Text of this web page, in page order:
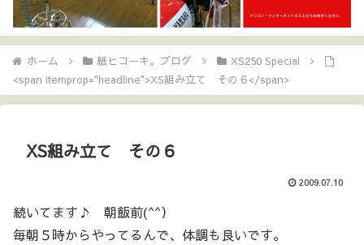
ホーム 紙ヒコーキ。ブログ
XS250 Special
<span itemprop="headline">XS組み立て その６</span>
XS組み立て その６
2009.07.10
続いてます♪ 朝飯前(^^）
毎朝５時からやってるんで、体調も良いです。